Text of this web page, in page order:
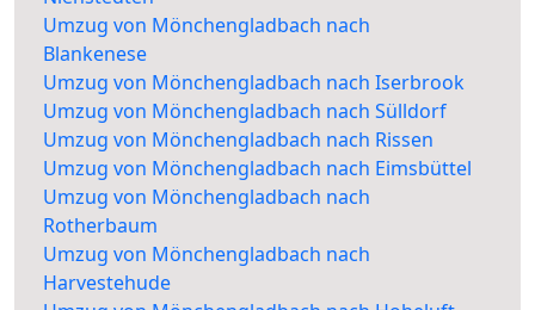
Umzug von Mönchengladbach nach
Blankenese
Umzug von Mönchengladbach nach Iserbrook
Umzug von Mönchengladbach nach Sülldorf
Umzug von Mönchengladbach nach Rissen
Umzug von Mönchengladbach nach Eimsbüttel
Umzug von Mönchengladbach nach
Rotherbaum
Umzug von Mönchengladbach nach
Harvestehude